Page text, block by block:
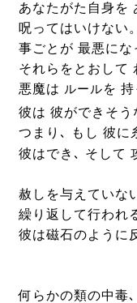
あなたがた自身を
呪ってはいけない。
事ごとが 最悪にな
それらをとおして
悪魔は ルールを 持
彼は 彼ができそう
つまり､ もし 彼に
彼はでき､ そして
赦しを与えていな
繰り返して行われ
彼は磁石のように
何らかの類の中毒